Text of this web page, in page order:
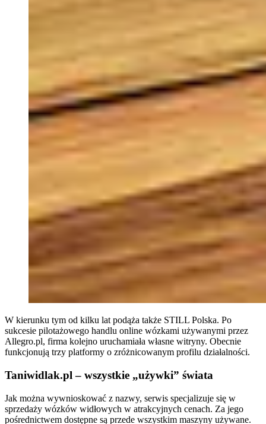
W kierunku tym od kilku lat podąża także STILL Polska. Po
sukcesie pilotażowego handlu online wózkami używanymi przez
Allegro.pl, firma kolejno uruchamiała własne witryny. Obecnie
funkcjonują trzy platformy o zróżnicowanym profilu działalności.
Taniwidlak.pl – wszystkie „używki” świata
Jak można wywnioskować z nazwy, serwis specjalizuje się w
sprzedaży wózków widłowych w atrakcyjnych cenach. Za jego
pośrednictwem dostępne są przede wszystkim maszyny używane.